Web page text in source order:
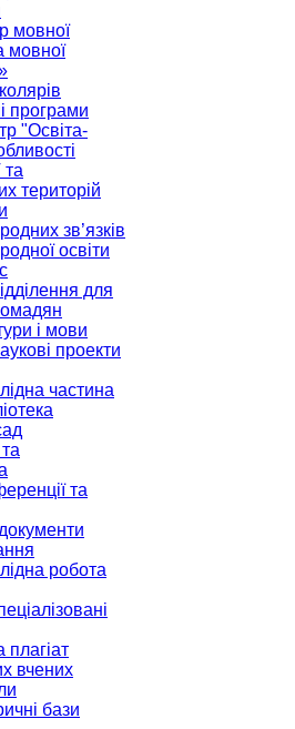
мовної
мовної
програми
"Освіта-
та
територій
зв’язків
освіти
для
і мови
проекти
частина
та
робота
плагіат
вчених
бази